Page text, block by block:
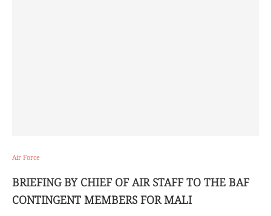
Air Force
BRIEFING BY CHIEF OF AIR STAFF TO THE BAF
CONTINGENT MEMBERS FOR MALI